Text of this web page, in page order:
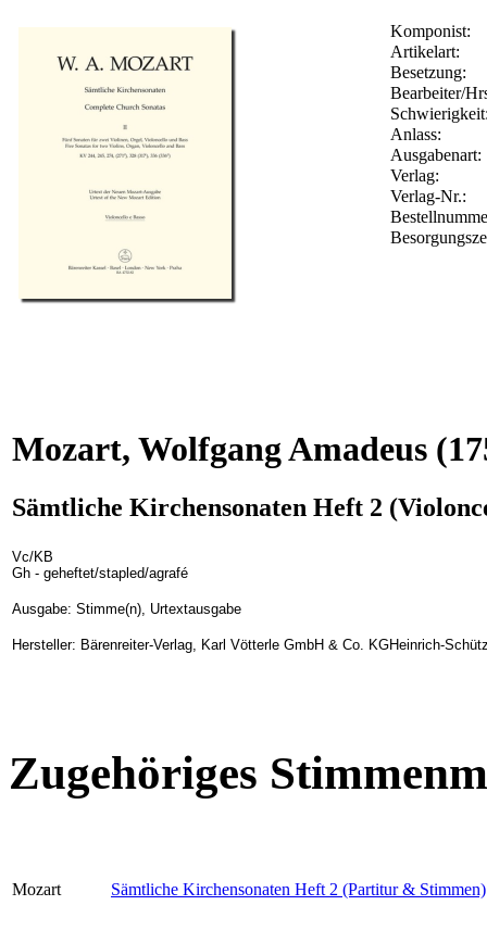
Komponist:
Artikelart:
Besetzung:
Bearbeiter/
Anlass:
Ausgabenart:
Verlag:
Verlag-Nr.:
Mozart, Wolfgang Amadeus
Sämtliche Kirchensonaten Heft 2
Vc/KB
Gh - geheftet/stapled/agrafé
Ausgabe: Stimme(n), Urtextausgabe
Hersteller: Bärenreiter-Verlag, Karl Vötterle GmbH & Co. KGHeinrich-
Zugehöriges
Mozart Sämtliche Kirchensonaten Heft 2 (Partitur & Stimmen)